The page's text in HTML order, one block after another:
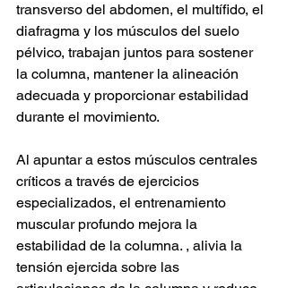
transverso del abdomen, el multífido, el
diafragma y los músculos del suelo
pélvico, trabajan juntos para sostener
la columna, mantener la alineación
adecuada y proporcionar estabilidad
durante el movimiento.
Al apuntar a estos músculos centrales
críticos a través de ejercicios
especializados, el entrenamiento
muscular profundo mejora la
estabilidad de la columna. , alivia la
tensión ejercida sobre las